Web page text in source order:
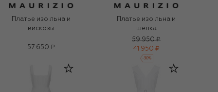
Платье изо льна и
вискозы
57 650 ₽
Платье изо льна и
шелка
59 950 ₽
41 950 ₽
-30%